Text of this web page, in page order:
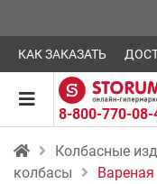
КАК ЗАКАЗАТЬ
8-800-770-08-
Колбасные
колбасы